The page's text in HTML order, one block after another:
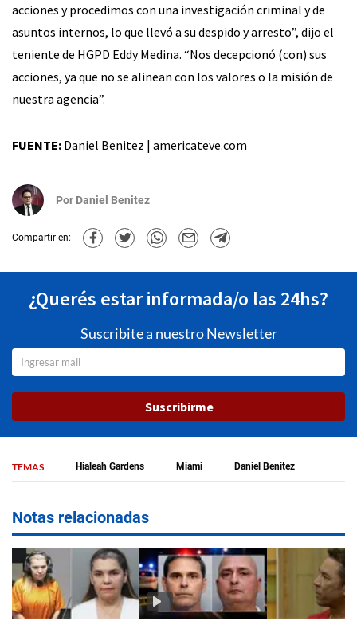
acciones y procedimos con una investigación criminal y de
asuntos internos, lo que llevó a su despido y arresto”, dijo el
teniente de HGPD Eddy Medina. “Nos decepcionó (con) sus
acciones, ya que no se alinean con los valores o la misión de
nuestra agencia”.
FUENTE: Daniel Benitez | americateve.com
Por Daniel Benitez
Compartir en:
¿Querés estar informada/o las 24hs?
Suscribite a nuestro Newsletter
Suscribirme
TEMAS Hialeah Gardens Miami Daniel Benitez
Notas relacionadas